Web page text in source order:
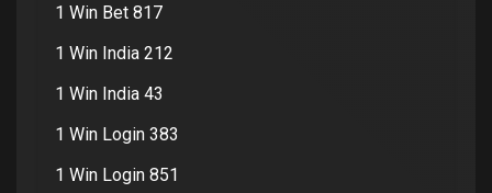
1 Win Bet 817
1 Win India 212
1 Win India 43
1 Win Login 383
1 Win Login 851